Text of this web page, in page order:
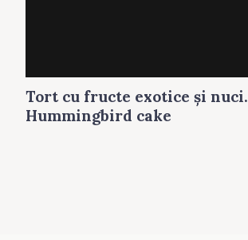
Tort cu fructe exotice şi nuci.
Hummingbird cake